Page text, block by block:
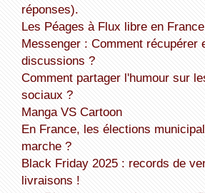
réponses).
Les Péages à Flux libre en France
Messenger : Comment récupérer et lire toutes les
discussions ?
Comment partager l'humour sur les réseaux
sociaux ?
Manga VS Cartoon
En France, les élections municipales : comment ça
marche ?
Black Friday 2025 : records de ventes, chaos de
livraisons !